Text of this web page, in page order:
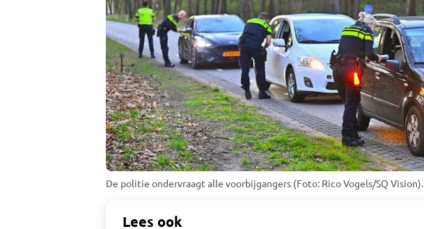
De politie ondervraagt alle voorbijgangers (Foto: Rico Vogels/SQ Vision).
Lees ook